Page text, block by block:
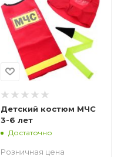
Детский костюм МЧС
3-6 лет
Достаточно
Розничная цена